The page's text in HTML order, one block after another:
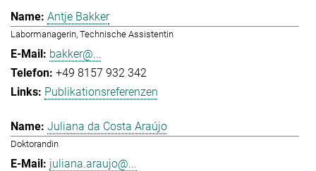
Antje Bakker
Labormanagerin, Technische Assistentin
bakker@...
+49 8157 932 342
Publikationsreferenzen
Juliana da Costa Araújo
Doktorandin
juliana.araujo@...